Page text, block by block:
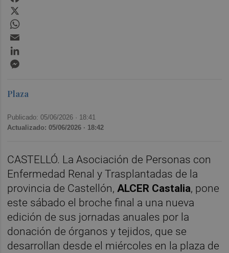
Plaza
Publicado: 05/06/2026 · 18:41
Actualizado: 05/06/2026 · 18:42
CASTELLÓ. La Asociación de Personas con
Enfermedad Renal y Trasplantadas de la
provincia de Castellón,ALCER Castalia, pone
este sábado el broche final a una nueva
edición de sus jornadas anuales por la
donación de órganos y tejidos, que se
desarrollan desde el miércoles en la plaza de